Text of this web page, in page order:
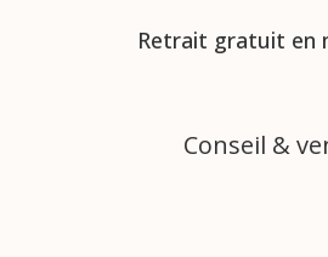
Retrait gratuit en
Conseil &